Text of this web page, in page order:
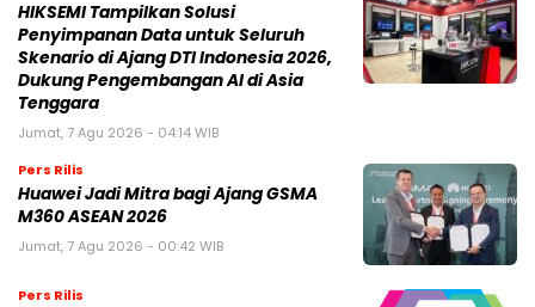
HIKSEMI Tampilkan Solusi
Penyimpanan Data untuk Seluruh
Skenario di Ajang DTI Indonesia 2026,
Dukung Pengembangan AI di Asia
Tenggara
Jumat, 7 Agu 2026 - 04:14 WIB
Pers Rilis
Huawei Jadi Mitra bagi Ajang GSMA
M360 ASEAN 2026
Jumat, 7 Agu 2026 - 00:42 WIB
Pers Rilis